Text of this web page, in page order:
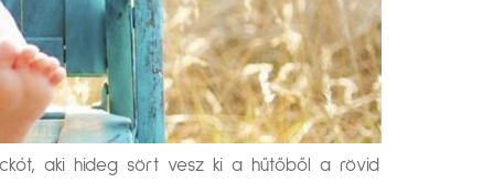
aki hideg sört vesz ki a hűtőből a rövid